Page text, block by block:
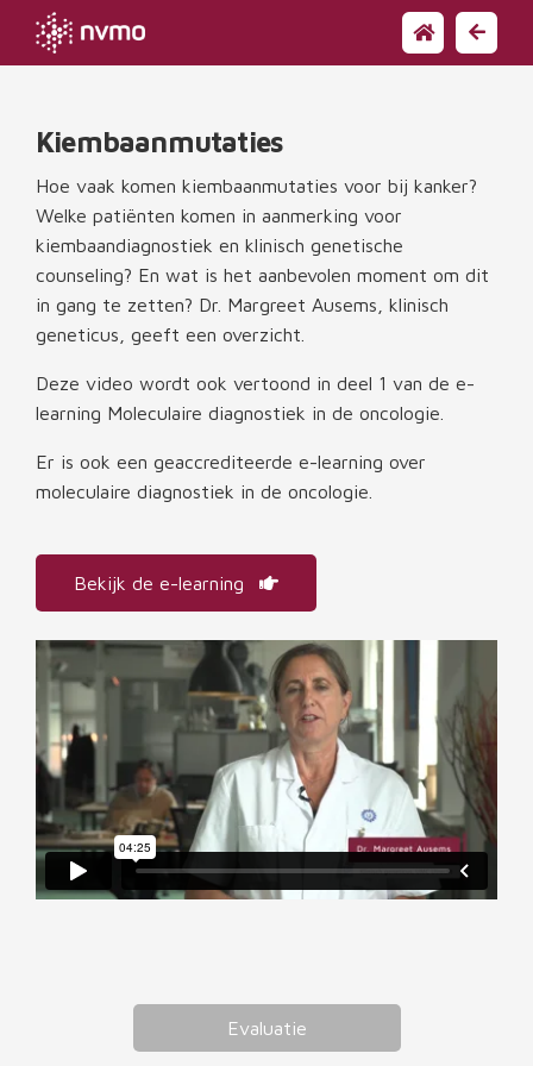
Kiembaanmutaties
Hoe vaak komen kiembaanmutaties voor bij kanker?
Welke patiënten komen in aanmerking voor
kiembaandiagnostiek en klinisch genetische
counseling? En wat is het aanbevolen moment om dit
in gang te zetten? Dr. Margreet Ausems, klinisch
geneticus, geeft een overzicht.
Deze video wordt ook vertoond in deel 1 van de e-
learning Moleculaire diagnostiek in de oncologie.
Er is ook een geaccrediteerde e-learning over
moleculaire diagnostiek in de oncologie.
Bekijk de e-learning
Evaluatie